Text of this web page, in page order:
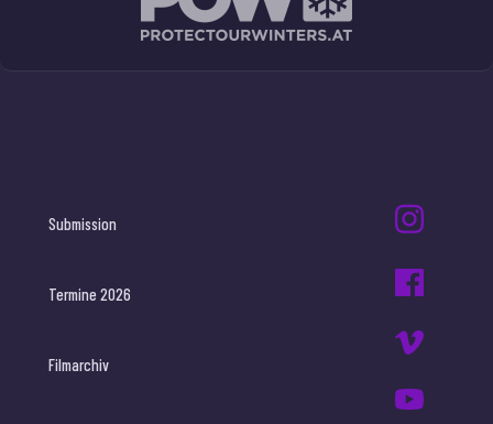
Submission
Termine 2026
Filmarchiv